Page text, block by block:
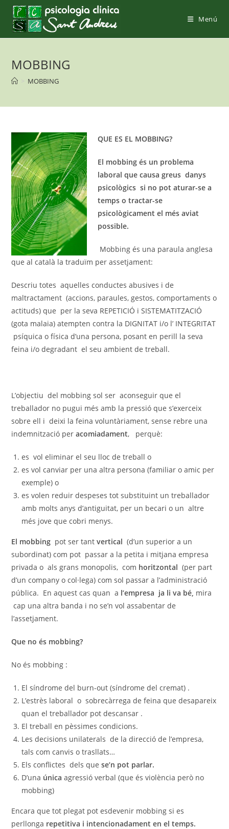
Saltar
contenido
Menú
MOBBING
MOBBING
QUE ES EL MOBBING?
El mobbing és un problema
laboral que causa greus danys
psicològics si no pot aturar-se a
temps o tractar-se
psicològicament el més aviat
possible.
Mobbing és una paraula anglesa
que al català la traduïm per assetjament:
Descriu totes aquelles conductes abusives i de
maltractament (accions, paraules, gestos, comportaments o
actituds) que per la seva REPETICIÓ i SISTEMATITZACIÓ
(gota malaia) atempten contra la DIGNITAT i/o l’ INTEGRITAT
psíquica o física d’una persona, posant en perill la seva
feina i/o degradant el seu ambient de treball.
L’objectiu del mobbing sol ser aconseguir que el
treballador no pugui més amb la pressió que s’exerceix
sobre ell i deixi la feina voluntàriament, sense rebre una
indemnització peracomiadament, perquè:
es vol eliminar el seu lloc de treball o
es vol canviar per una altra persona (familiar o amic per
exemple) o
es volen reduir despeses tot substituint un treballador
amb molts anys d’antiguitat, per un becari o un altre
més jove que cobri menys.
El mobbing pot ser tantvertical (d’un superior a un
subordinat) com pot passar a la petita i mitjana empresa
privada o als grans monopolis, com horitzontal (per part
d’un company o col·lega) com sol passar a l’administració
pública. En aquest cas quan a l’empresa ja li va bé, mira
cap una altra banda i no se’n vol assabentar de
l’assetjament.
Que no és mobbing?
No és mobbing :
El síndrome del burn-out (síndrome del cremat) .
L’estrès laboral o sobrecàrrega de feina que desapareix
quan el treballador pot descansar .
El treball en pèssimes condicions.
Les decisions unilaterals de la direcció de l’empresa,
tals com canvis o trasllats…
Els conflictes dels quese’n pot parlar.
D’una única agressió verbal (que és violència però no
mobbing)
Encara que tot plegat pot esdevenir mobbing si es
perllonga repetitiva i intencionadament en el temps.